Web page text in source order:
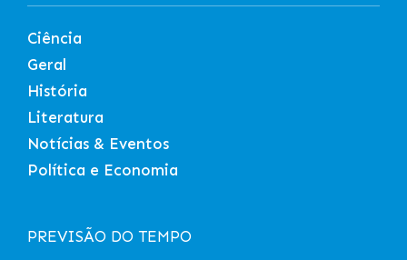
Ciência
Geral
História
Literatura
Notícias & Eventos
Política e Economia
PREVISÃO DO TEMPO